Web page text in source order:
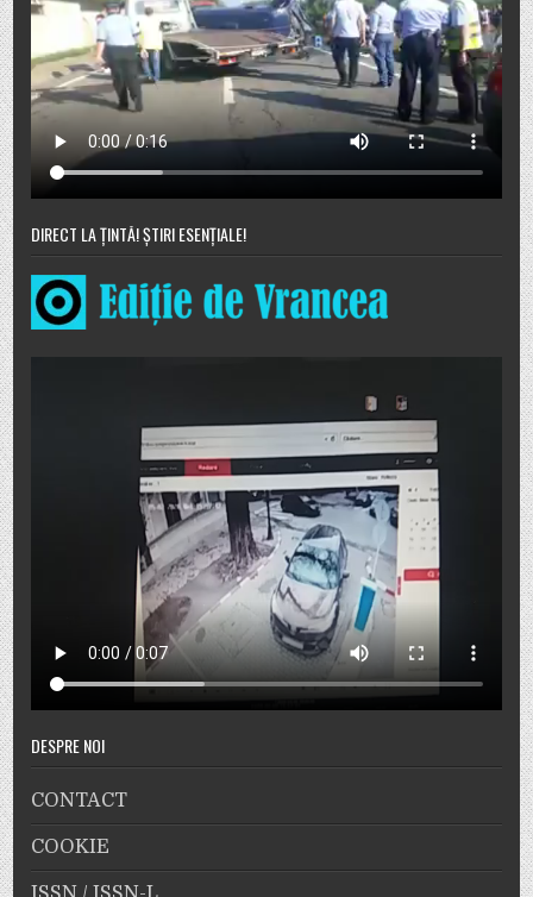
DIRECT LA ȚINTĂ! ȘTIRI ESENȚIALE!
DESPRE NOI
CONTACT
COOKIE